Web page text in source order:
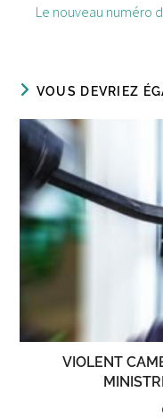
Le nouveau numéro
VOUS DEVRIEZ
VIOLENT